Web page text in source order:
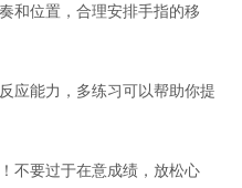
和位置，合理安排手指的移
应能力，多练习可以帮助你提
不要过于在意成绩，放松心